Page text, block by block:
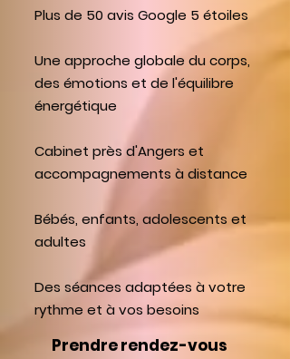
Plus de 50 avis Google 5 étoiles
Une approche globale du corps,
des émotions et de l'équilibre
énergétique
Cabinet près d'Angers et
accompagnements à distance
Bébés, enfants, adolescents et
adultes
Des séances adaptées à votre
rythme et à vos besoins
Prendre rendez-vous